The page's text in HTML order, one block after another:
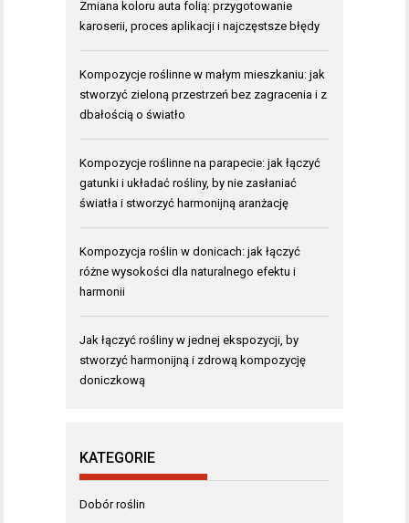
Zmiana koloru auta folią: przygotowanie
karoserii, proces aplikacji i najczęstsze błędy
Kompozycje roślinne w małym mieszkaniu: jak
stworzyć zieloną przestrzeń bez zagracenia i z
dbałością o światło
Kompozycje roślinne na parapecie: jak łączyć
gatunki i układać rośliny, by nie zasłaniać
światła i stworzyć harmonijną aranżację
Kompozycja roślin w donicach: jak łączyć
różne wysokości dla naturalnego efektu i
harmonii
Jak łączyć rośliny w jednej ekspozycji, by
stworzyć harmonijną i zdrową kompozycję
doniczkową
KATEGORIE
Dobór roślin